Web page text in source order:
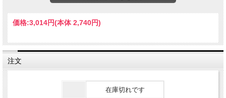
価格:3,014円(本体 2,740円)
注文
在庫切れです